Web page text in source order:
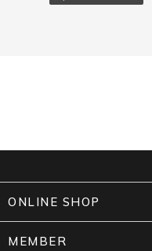
ONLINE SHOP
MEMBER